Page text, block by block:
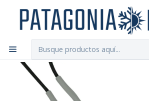
Chilexpress
Inicio Repuestos Caldera Pellet
Resistencia Encendido Caldera Pellet